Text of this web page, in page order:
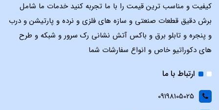
کیفیت و مناسب ترین قیمت را با ما تجربه کنید خدمات ما شامل
برش دقیق قطعات صنعتی و سازه های فلزی و نرده و پارتیشن و درب
و پنجره و تابلو برق و باکس آتش نشانی رک سرور و شبکه و طرح
های دکوراتیو خاص و انواع سفارشات شما
ارتباط با ما
09198105025